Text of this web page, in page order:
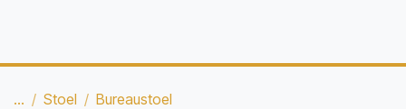
... Stoel Bureaustoel